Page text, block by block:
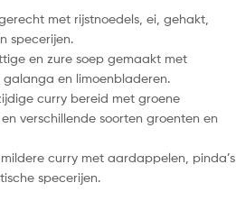
met rijstnoedels, ei, gehakt,
specerijen.
en zure soep gemaakt met
en limoenbladeren.
curry bereid met groene
verschillende soorten groenten en
mildere curry met aardappelen, pinda’s
specerijen.